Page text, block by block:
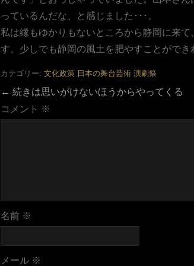
っているんだな、と感じました･･･。
私は縁もゆかりもないところから静岡に来
す。少しでも静岡の風土を肥やすことができ
カテゴリー: 文化政策 日本の舞台芸術 演劇祭
← 続きは思いがけないほうからやってくる
コメント ※
名前 ※
メール ※